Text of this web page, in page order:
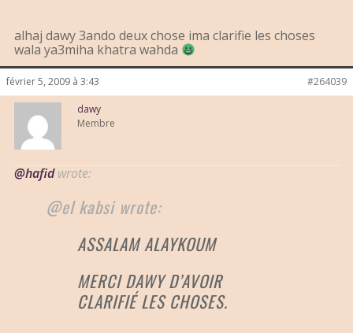
alhaj dawy 3ando deux chose ima clarifie les choses
wala ya3miha khatra wahda
février 5, 2009 à 3:43 #264039
dawy
Membre
@hafidwrote:
@el kabsi wrote:
ASSALAM ALAYKOUM
MERCI DAWY D’AVOIR
CLARIFIÉ LES CHOSES.